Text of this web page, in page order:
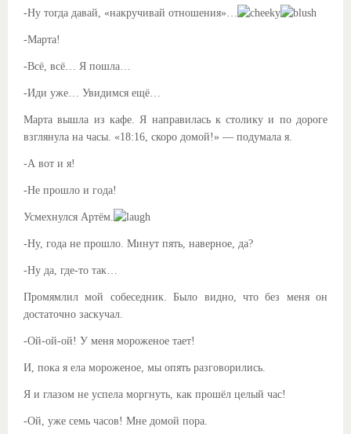
-Ну тогда давай, «накручивай отношения»…
-Марта!
-Всё, всё… Я пошла…
-Иди уже… Увидимся ещё…
Марта вышла из кафе. Я направилась к столику и по дороге
взглянула на часы. «18:16, скоро домой!» — подумала я.
-А вот и я!
-Не прошло и года!
Усмехнулся Артём.
-Ну, года не прошло. Минут пять, наверное, да?
-Ну да, где-то так…
Промямлил мой собеседник. Было видно, что без меня он
достаточно заскучал.
-Ой-ой-ой! У меня мороженое тает!
И, пока я ела мороженое, мы опять разговорились.
Я и глазом не успела моргнуть, как прошёл целый час!
-Ой, уже семь часов! Мне домой пора.